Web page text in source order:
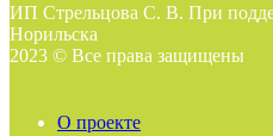
ИП Стрельцова С. В. При
Норильска
2023 © Все права защищены
О проекте